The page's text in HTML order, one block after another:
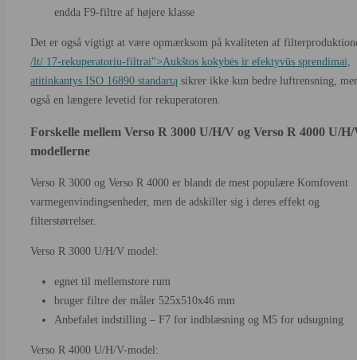
endda F9-filtre af højere klasse
Det er også vigtigt at være opmærksom på kvaliteten af
/lt/ 17-rekuperatoriu-filtrai">Aukštos kokybės ir efektyvūs sprendimai,
atitinkantys ISO 16890 standartą sikrer ikke kun bedre luftrensning,
også en længere levetid for rekuperatoren.
Forskelle mellem Verso R 3000 U/H/V og Verso R 4000 U/
modellerne
Verso R 3000 og Verso R 4000 er blandt de mest populære Komfovent
varmegenvindingsenheder, men de adskiller sig i deres effekt og
filterstørrelser.
Verso R 3000 U/H/V model:
egnet til mellemstore rum
bruger filtre der måler 525x510x46 mm
Anbefalet indstilling – F7 for indblæsning og M5 for udsugning
Verso R 4000 U/H/V-model: